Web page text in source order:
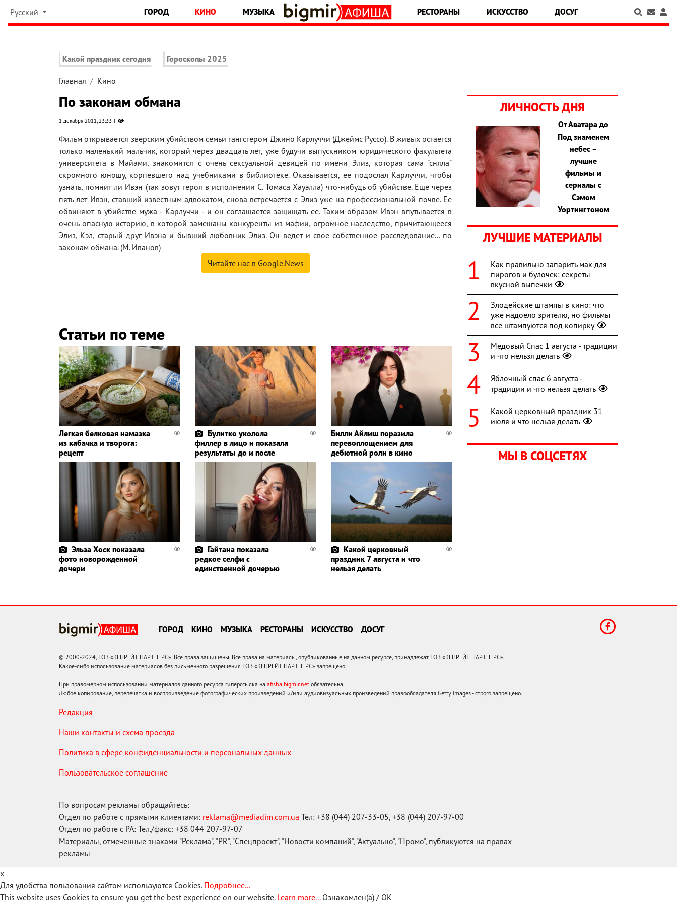
Русский ГОРОД КИНО МУЗЫКА РЕСТОРАНЫ ИСКУССТВО ДОСУГ
Какой праздник сегодня Гороскопы 2025
Главная Кино
По законам обмана
1 декабря 2011, 23:33
Фильм открывается зверским убийством семьи гангстером Джино Карлуччи (Джеймс Руссо). В живых остается
только маленький мальчик, который через двадцать лет, уже будучи выпускником юридического факультета
университета в Майами, знакомится с очень сексуальной девицей по имени Элиз, которая сама "сняла"
скромного юношу, корпевшего над учебниками в библиотеке. Оказывается, ее подослал Карлуччи, чтобы
узнать, помнит ли Ивэн (так зовут героя в исполнении С. Томаса Хауэлла) что-нибудь об убийстве. Еще через
пять лет Ивэн, ставший известным адвокатом, снова встречается с Элиз уже на профессиональной почве. Ее
обвиняют в убийстве мужа - Карлуччи - и он соглашается защищать ее. Таким образом Ивэн впутывается в
очень опасную историю, в которой замешаны конкуренты из мафии, огромное наследство, причитающееся
Элиз, Кэл, старый друг Ивэна и бывший любовник Элиз. Он ведет и свое собственное расследование... по
законам обмана. (М. Иванов)
Читайте нас в Google.News
Статьи по теме
Легкая белковая намазка
из кабачка и творога:
рецепт
Булитко уколола
филлер в лицо и показала
результаты до и после
Билли Айлиш поразила
перевоплощением для
дебютной роли в кино
Эльза Хоск показала
фото новорожденной
дочери
Гайтана показала
редкое селфи с
единственной дочерью
Какой церковный
праздник 7 августа и что
нельзя делать
ЛИЧНОСТЬ ДНЯ
От Аватара до
Под знаменем
небес –
лучшие
фильмы и
сериалы с
Сэмом
Уортингтоном
ЛУЧШИЕ МАТЕРИАЛЫ
Как правильно запарить мак для
пирогов и булочек: секреты
вкусной выпечки
Злодейские штампы в кино: что
уже надоело зрителю, но фильмы
все штампуются под копирку
Медовый Спас 1 августа - традиции
и что нельзя делать
Яблочный спас 6 августа -
традиции и что нельзя делать
Какой церковный праздник 31
июля и что нельзя делать
МЫ В СОЦСЕТЯХ
ГОРОД КИНО МУЗЫКА РЕСТОРАНЫ ИСКУССТВО ДОСУГ
© 2000-2024, ТОВ «КЕПРЕЙТ ПАРТНЕРС». Все права защищены. Все права на материалы, опубликованные на данном ресурсе, принадлежат ТОВ «КЕПРЕЙТ ПАРТНЕРС».
Какое-либо использование материалов без письменного разрешения ТОВ «КЕПРЕЙТ ПАРТНЕРС» запрещено.
При правомерном использовании материалов данного ресурса гиперссылка на afisha.bigmir.net обязательна.
Любое копирование, перепечатка и воспроизведение фотографических произведений и/или аудиовизуальных произведений правообладателя Getty Images - строго запрещено.
Редакция
Наши контакты и схема проезда
Политика в сфере конфиденциальности и персональных данных
Пользовательское соглашение
По вопросам рекламы обращайтесь:
Отдел по работе с прямыми клиентами: reklama@mediadim.com.ua Тел: +38 (044) 207-33-05, +38 (044) 207-97-00
Отдел по работе с РА: Тел./факс: +38 044 207-97-07
Материалы, отмеченные знаками "Реклама", "PR", "Спецпроект", "Новости компаний", "Актуально", "Промо", публикуются на правах
рекламы
x
Для удобства пользования сайтом используются Cookies. Подробнее...
This website uses Cookies to ensure you get the best experience on our website. Learn more... Ознакомлен(а) / OK